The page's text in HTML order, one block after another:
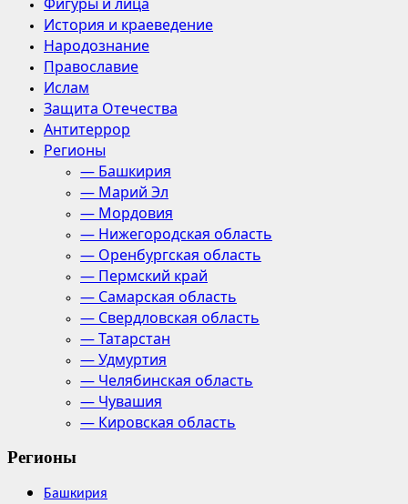
История и краеведение
Народознание
Православие
Ислам
Защита Отечества
Антитеррор
Регионы
— Башкирия
— Марий Эл
— Мордовия
— Нижегородская область
— Оренбургская область
— Пермский край
— Самарская область
— Свердловская область
— Татарстан
— Удмуртия
— Челябинская область
— Чувашия
— Кировская область
Регионы
Башкирия